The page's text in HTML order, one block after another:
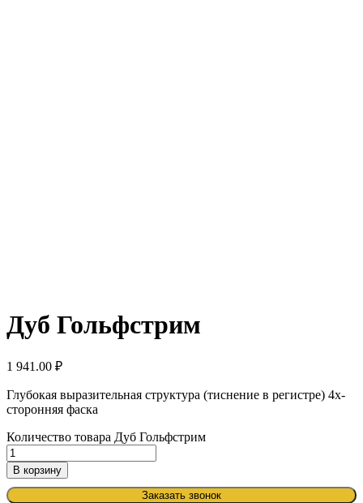
Дуб Гольфстрим
1 941.00 ₽
Глубокая выразительная структура (тиснение в регистре) 4х-
сторонняя фаска
Количество товара Дуб Гольфстрим
В корзину
Заказать звонок